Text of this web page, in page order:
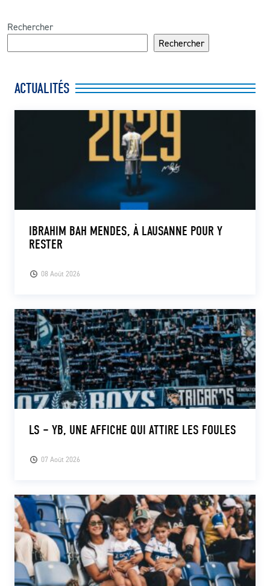
Rechercher
Rechercher
ACTUALITÉS
08 Août 2026
IBRAHIM BAH MENDES, À LAUSANNE POUR Y
RESTER
07 Août 2026
LS – YB, UNE AFFICHE QUI ATTIRE LES FOULES